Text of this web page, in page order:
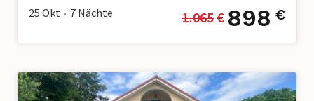
25 Okt • 7 Nächte 1.065 € 898 €